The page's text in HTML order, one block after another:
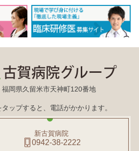
岡県久留米市天神町120番地
ップすると、電話がかかります。
新古賀病院
0942-38-2222